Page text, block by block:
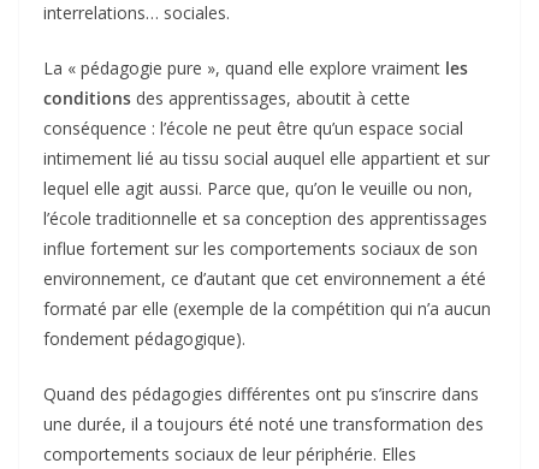
interrelations… sociales.
La « pédagogie pure », quand elle explore vraiment les
conditions des apprentissages, aboutit à cette
conséquence : l’école ne peut être qu’un espace social
intimement lié au tissu social auquel elle appartient et sur
lequel elle agit aussi. Parce que, qu’on le veuille ou non,
l’école traditionnelle et sa conception des apprentissages
influe fortement sur les comportements sociaux de son
environnement, ce d’autant que cet environnement a été
formaté par elle (exemple de la compétition qui n’a aucun
fondement pédagogique).
Quand des pédagogies différentes ont pu s’inscrire dans
une durée, il a toujours été noté une transformation des
comportements sociaux de leur périphérie. Elles